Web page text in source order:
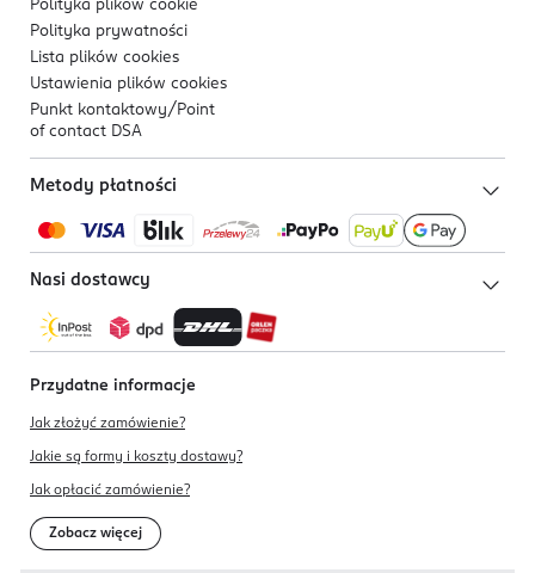
Polityka plików cookie
Polityka prywatności
Lista plików cookies
Ustawienia plików cookies
Punkt kontaktowy/ Point
of contact DSA
Metody płatności
Nasi dostawcy
Przydatne informacje
Jak złożyć zamówienie?
Jakie są formy i koszty dostawy?
Jak opłacić zamówienie?
Zobacz więcej